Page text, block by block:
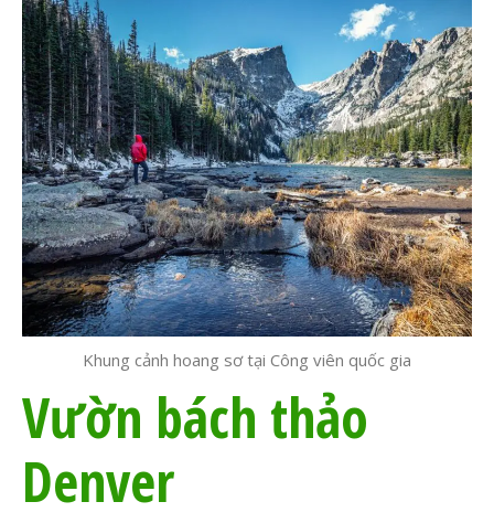
Khung cảnh hoang sơ tại Công viên quốc gia
Vườn bách thảo
Denver